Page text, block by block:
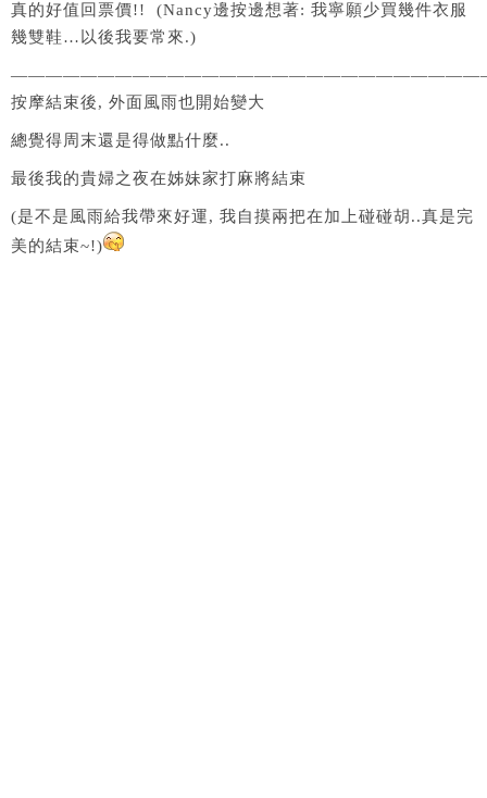
真的好值回票價!! (Nancy邊按邊想著: 我寧願少買幾件衣服
幾雙鞋…以後我要常來.)
按摩結束後, 外面風雨也開始變大
總覺得周末還是得做點什麼..
最後我的貴婦之夜在姊妹家打麻將結束
(是不是風雨給我帶來好運, 我自摸兩把在加上碰碰胡..真是完
美的結束~!)